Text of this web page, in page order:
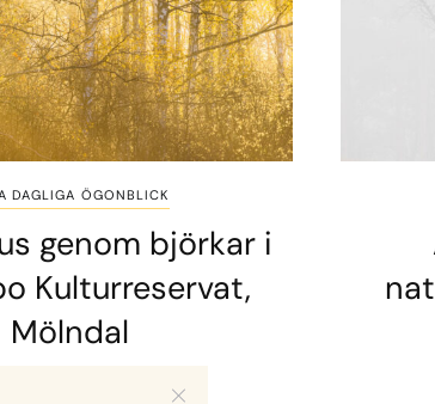
DAGLIGA ÖGONBLICK
genom björkar i
Kulturreservat,
Mölndal